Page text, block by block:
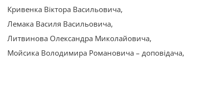
Кривенка Віктора Васильовича,
Лемака Василя Васильовича,
Литвинова Олександра Миколайовича,
Мойсика Володимира Романовича – доповідача,